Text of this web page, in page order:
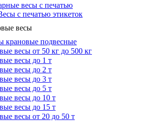
весы с печатью
с печатью этикеток
весы
крановые подвесные
весы от 50 кг до 500 кг
весы до 1 т
весы до 2 т
весы до 3 т
весы до 5 т
весы до 10 т
весы до 15 т
весы от 20 до 50 т